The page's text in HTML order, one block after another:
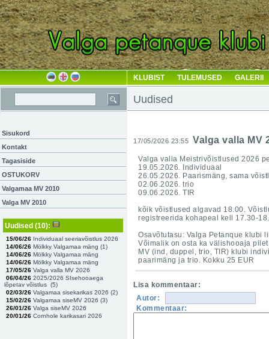
KLUBIST TULEMUSED GALERII
Uudised
Sisukord
Kontakt
Tagasiside
OSTUKORV
Valgamaa MV 2010
Valga MV 2010
Uudised (10):
15/06/26 Individuaal seeriavõistlus 2026
14/06/26 Mölkky Valgamaa mäng (1)
14/06/26 Mölkky Valgamaa mäng
14/06/26 Mölkky Valgamaa mäng
17/05/26 Valga valla MV 2026
06/04/26 2025/2026 SIsehooaega
lõpetav võistlus (5)
02/03/26 Valgamaa sisekarikas 2026 (2)
15/02/26 Valgamaa siseMV 2026 (3)
26/01/26 Valga siseMV 2026
20/01/26 Cornhole karikasari 2026
17/05/2026 23:55 Valga valla MV
Valga valla Meistrivõistlused 2026
19.05.2026. Individuaal
26.05.2026. Paarismäng, sama
02.06.2026. trio
09.06.2026. TIR
kõik võistlused algavad 18.00.
registreerida kohapeal kell 17.30-
Osavõtutasu: Valga Petanque klubi
Võimalik on osta ka välishooaja
MV (ind, duppel, trio, TIR) klubi
paarimäng ja trio. Kokku 25 EUR
Lisa kommentaar:
Autor:
Kommentaar: